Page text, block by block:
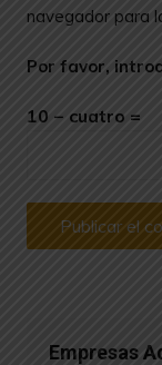
navegador para
Por favor,
10 − cuatro =
Empresas